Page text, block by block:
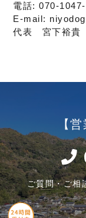
電話: 070-
E-mail:
代表 宮下裕貴
【
ご質問・ご相